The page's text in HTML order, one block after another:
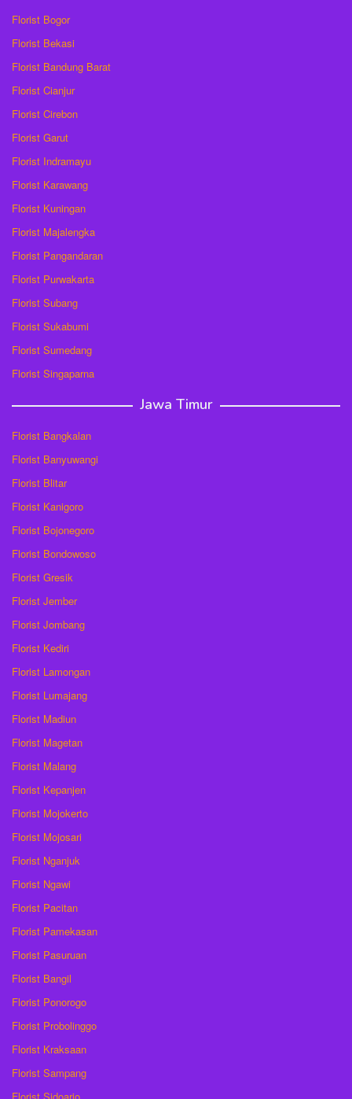
Florist Bogor
Florist Bekasi
Florist Bandung Barat
Florist Cianjur
Florist Cirebon
Florist Garut
Florist Indramayu
Florist Karawang
Florist Kuningan
Florist Majalengka
Florist Pangandaran
Florist Purwakarta
Florist Subang
Florist Sukabumi
Florist Sumedang
Florist Singaparna
Jawa Timur
Florist Bangkalan
Florist Banyuwangi
Florist Blitar
Florist Kanigoro
Florist Bojonegoro
Florist Bondowoso
Florist Gresik
Florist Jember
Florist Jombang
Florist Kediri
Florist Lamongan
Florist Lumajang
Florist Madiun
Florist Magetan
Florist Malang
Florist Kepanjen
Florist Mojokerto
Florist Mojosari
Florist Nganjuk
Florist Ngawi
Florist Pacitan
Florist Pamekasan
Florist Pasuruan
Florist Bangil
Florist Ponorogo
Florist Probolinggo
Florist Kraksaan
Florist Sampang